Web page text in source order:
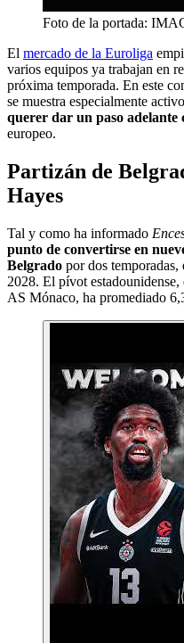
Foto de la portada:
El mercado de la Euroliga
varios equipos ya trabajan en
próxima temporada. En este
se muestra especialmente
querer dar un paso adelante
europeo.
Partizán de
Hayes
Tal y como ha informado
punto de convertirse en
Belgrado por dos
2028. El pívot
AS Mónaco, ha promediado